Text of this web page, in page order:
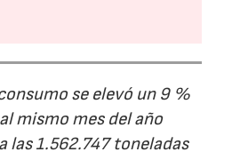
se elevó un 9 %
mismo mes del año
las 1.562.747 toneladas